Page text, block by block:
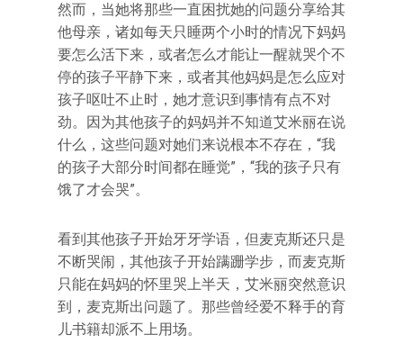
然而，当她将那些一直困扰她的问题分享给其
他母亲，诸如每天只睡两个小时的情况下妈妈
要怎么活下来，或者怎么才能让一醒就哭个不
停的孩子平静下来，或者其他妈妈是怎么应对
孩子呕吐不止时，她才意识到事情有点不对
劲。因为其他孩子的妈妈并不知道艾米丽在说
什么，这些问题对她们来说根本不存在，“我
的孩子大部分时间都在睡觉”，“我的孩子只有
饿了才会哭”。
看到其他孩子开始牙牙学语，但麦克斯还只是
不断哭闹，其他孩子开始蹒跚学步，而麦克斯
只能在妈妈的怀里哭上半天，艾米丽突然意识
到，麦克斯出问题了。那些曾经爱不释手的育
儿书籍却派不上用场。